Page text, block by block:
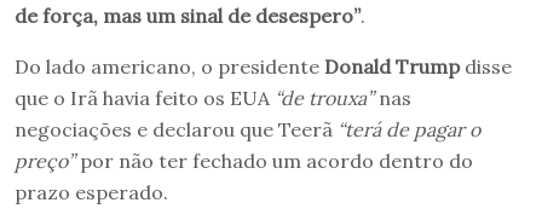
de força, mas um sinal de desespero”.
Do lado americano, o presidente Donald Trumpdisse
que o Irã havia feito os EUA “de trouxa”nas
negociações e declarou que Teerã “terá de pagar o
preço”por não ter fechado um acordo dentro do
prazo esperado.